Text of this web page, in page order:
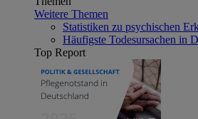
Weitere Themen
Statistiken zu psychischen
Häufigste Todesursachen in
Top Report